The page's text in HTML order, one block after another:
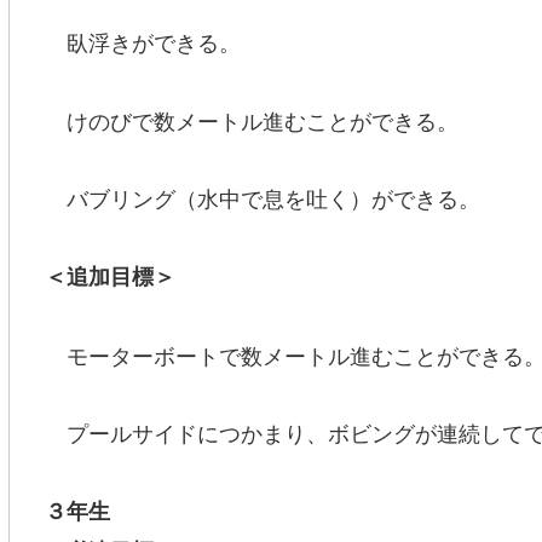
臥浮きができる。
けのびで数メートル進むことができる。
バブリング（水中で息を吐く）ができる。
＜追加目標＞
モーターボートで数メートル進むことができる。
プールサイドにつかまり、ボビングが連続してで
３年生